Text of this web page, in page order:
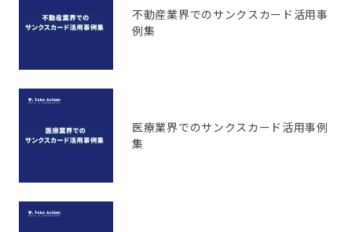
不動産業界でのサンクスカード活用事
例集
医療業界でのサンクスカード活用事例
集